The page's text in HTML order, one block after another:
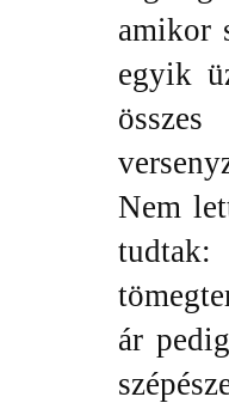
amikor
egyik
Nem
tudtak:
ár